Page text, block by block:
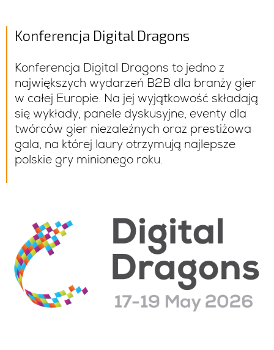
Konferencja Digital Dragons
Konferencja Digital Dragons to jedno z
największych wydarzeń B2B dla branży gier
w całej Europie. Na jej wyjątkowość składają
się wykłady, panele dyskusyjne, eventy dla
twórców gier niezależnych oraz prestiżowa
gala, na której laury otrzymują najlepsze
polskie gry minionego roku.